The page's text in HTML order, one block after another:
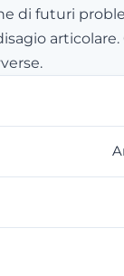
di futuri
articolare.